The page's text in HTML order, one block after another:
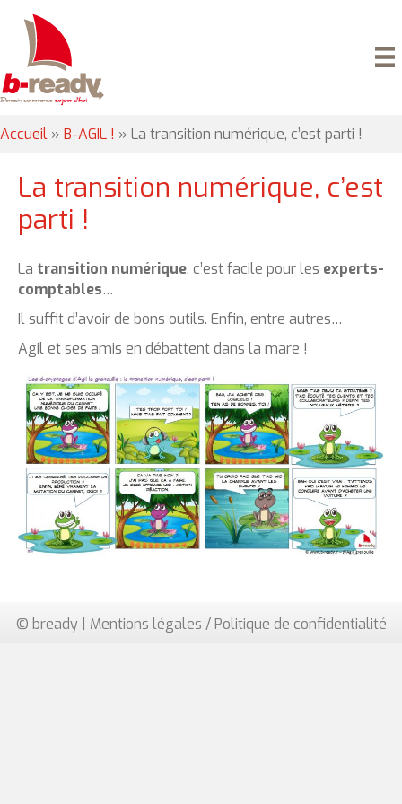
Accueil » B-AGIL ! » La transition numérique, c’est parti !
La transition numérique, c’est
parti !
La transition numérique, c’est facile pour les experts-
comptables…
Il suffit d’avoir de bons outils. Enfin, entre autres…
Agil et ses amis en débattent dans la mare !
© bready | Mentions légales / Politique de confidentialité